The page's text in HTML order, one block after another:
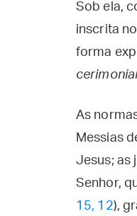
Sob ela,
inscrita
forma
As
Messias
Jesus; as
Senhor,
15, 12),